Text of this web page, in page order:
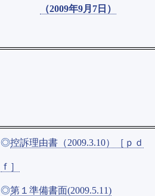
（2009年9月7日）
◎控訴理由書（2009.3.10）［ｐｄ
ｆ］
◎第１準備書面(2009.5.11)